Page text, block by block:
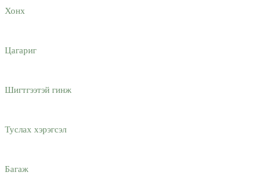
Хонх
Цагариг
Шигтгээтэй гинж
Туслах хэрэгсэл
Багаж